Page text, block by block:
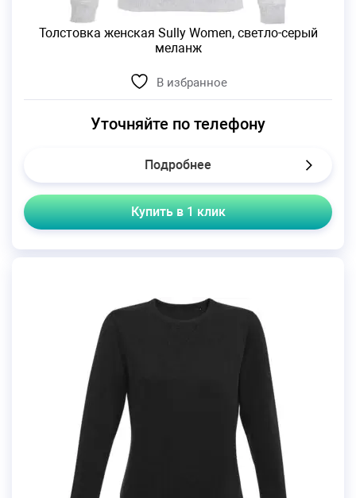
Толстовка женская Sully Women, светло-серый
меланж
В избранное
Уточняйте по телефону
Подробнее
Купить в 1 клик